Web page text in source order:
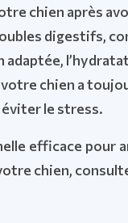
chien après
digestifs,
chien a
le stress.
efficace
chien,